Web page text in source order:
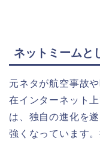
ネットミームと
元ネタが航空事故
在インターネット
は、独自の進化を
強くなっています